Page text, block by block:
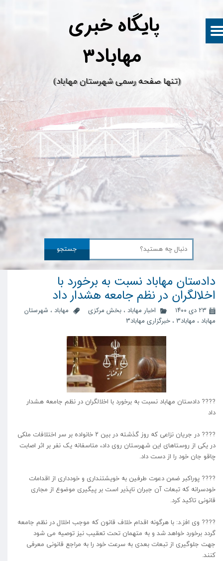
پایگاه خبری
​(تنها صفحه رسمی شهرستان مهاباد)
جستجو
دادستان مهاباد نسبت به برخورد با
اخلالگران در نظم جامعه هشدار داد
۲۳ دی ۱۴۰۰ اخبار مهاباد ، بخش مرکزی مهاباد ، شهرستان
مهاباد ، مهاباد3 ، خبرگزاری مهاباد3
???? دادستان مهاباد نسبت به برخورد با اخلالگران در نظم جامعه هشدار
داد
???? در جریان نزاعی که روز گذشته در بین ۲ خانواده بر سر اختلافات ملکی
در یکی از روستاهای این شهرستان روی داد، متاسفانه یک نفر بر اثر اصابت
چاقو جان خود را از دست داد.
???? پوراکبر ضمن دعوت طرفین به خویشتنداری و خودداری از اقدامات
خودسرانه که تبعات آن جبران ناپذیر است بر پیگیری موضوع از مجاری
قانونی تاکید کرد.
???? وی افز.د: با هرگونه اقدام خلاف قانون که موجب اخلال در نظم جامعه
گردد برخورد خواهد شد و به متهمان تحت تعقیب نیز توصیه می شود
جهت جلوگیری از تبعات بعدی به سرعت خود را به مراجع قانونی معرفی
کنند.